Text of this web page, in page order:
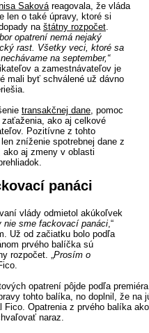
Sakováreagovala, že vláda
len o také úpravy, ktoré si
na štátny rozpočet.
opatrení nemá nejaký
rast. Všetky veci, ktoré sa
na september,“
a zamestnávateľov je
mali byť schválené už dávno
transakčnej dane, pomoc
ako aj celkové
Pozitívne z tohto
zníženie spotrebnej dane z
aj zmeny v oblasti
panáci
vlády odmietol akúkoľvek
nie sme fackovací panáci,“
Už od začiatku bolo podľa
prvého balíčka sú
rozpočet. „Prosím o
opatrení pôjde podľa
tohto balíka, no doplnil, že na
Fico. Opatrenia z prvého balíka
naraz.